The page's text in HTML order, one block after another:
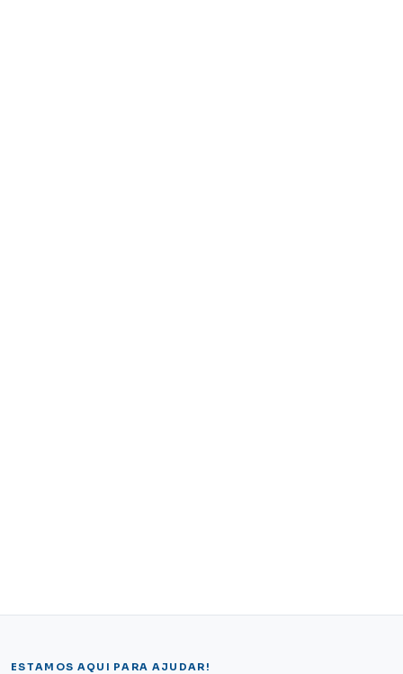
ESTAMOS AQUI PARA AJUDAR!